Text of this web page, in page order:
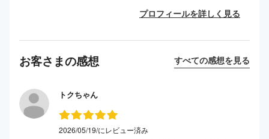
プロフィールを詳しく見る
お客さまの感想 すべての感想を見る
トクちゃん
2026/05/19/にレビュー済み